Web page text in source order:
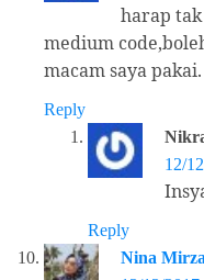
harap
medium
macam saya pakai.
Reply
12/
Reply
Nina Mirza